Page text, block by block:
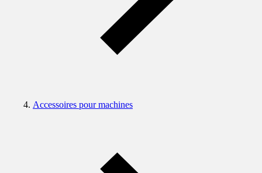
Accessoires pour machines